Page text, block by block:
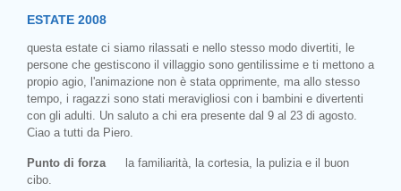
ESTATE 2008
questa estate ci siamo rilassati e nello stesso modo divertiti, le
persone che gestiscono il villaggio sono gentilissime e ti mettono a
propio agio, l'animazione non è stata opprimente, ma allo stesso
tempo, i ragazzi sono stati meravigliosi con i bambini e divertenti
con gli adulti. Un saluto a chi era presente dal 9 al 23 di agosto.
Ciao a tutti da Piero.
Punto di forza
la familiarità, la cortesia, la pulizia e il buon
cibo.